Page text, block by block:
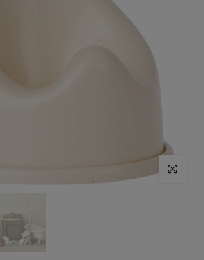
Klik om te